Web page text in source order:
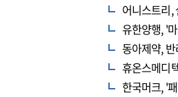
어니스트리,
유한양행, '
동아제약,
휴온스메디
한국머크, '